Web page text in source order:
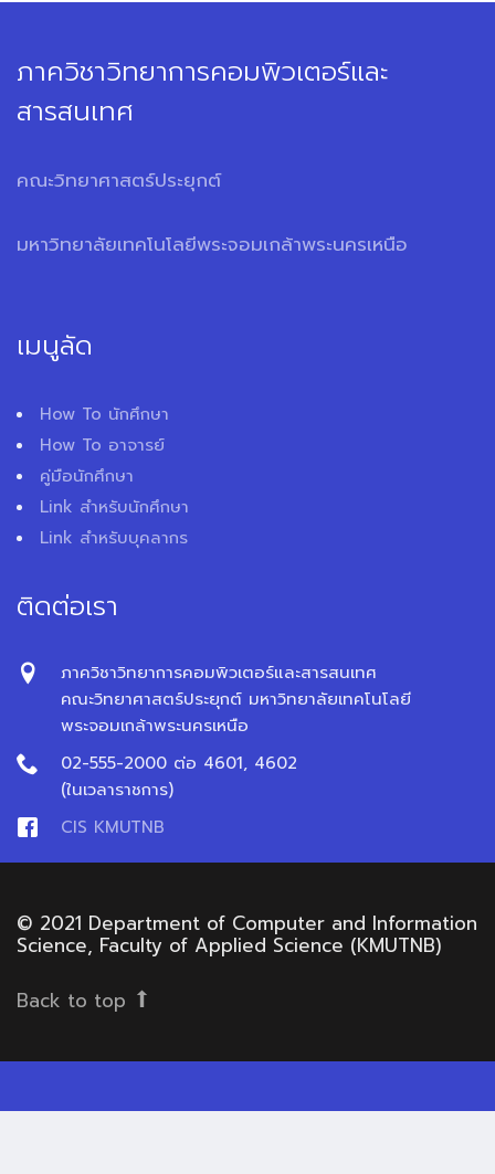
ภาควิชาวิทยาการคอมพิวเตอร์และ
สารสนเทศ
คณะวิทยาศาสตร์ประยุกต์
มหาวิทยาลัยเทคโนโลยีพระจอมเกล้าพระนครเหนือ
เมนูลัด
How To นักศึกษา
How To อาจารย์
คู่มือนักศึกษา
Link สำหรับนักศึกษา
Link สำหรับบุคลากร
ติดต่อเรา
ภาควิชาวิทยาการคอมพิวเตอร์และสารสนเทศ
คณะวิทยาศาสตร์ประยุกต์ มหาวิทยาลัยเทคโนโลยี
พระจอมเกล้าพระนครเหนือ
02-555-2000 ต่อ 4601, 4602
(ในเวลาราชการ)
CIS KMUTNB
© 2021 Department of Computer and Information
Science, Faculty of Applied Science (KMUTNB)
Back to top